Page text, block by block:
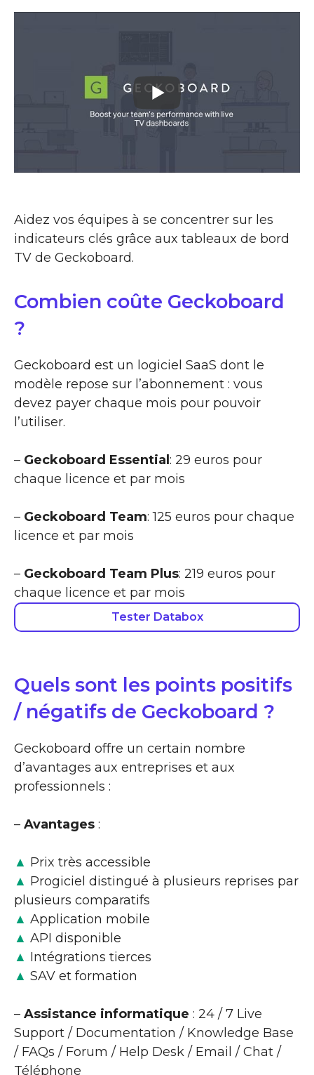
Aidez vos équipes à se concentrer sur les
indicateurs clés grâce aux tableaux de bord
TV de Geckoboard.
Combien coûte Geckoboard
?
Geckoboard est un logiciel SaaS dont le
modèle repose sur l’abonnement : vous
devez payer chaque mois pour pouvoir
l’utiliser.
– Geckoboard Essential : 29 euros pour
chaque licence et par mois
– Geckoboard Team: 125 euros pour chaque
licence et par mois
– Geckoboard Team Plus: 219 euros pour
chaque licence et par mois
Tester Databox
Quels sont les points positifs
/ négatifs de Geckoboard ?
Geckoboard offre un certain nombre
d’avantages aux entreprises et aux
professionnels :
– Avantages :
▲ Prix très accessible
▲ Progiciel distingué à plusieurs reprises par
plusieurs comparatifs
▲ Application mobile
▲ API disponible
▲ Intégrations tierces
▲ SAV et formation
– Assistance informatique : 24 / 7 Live
Support / Documentation / Knowledge Base
/ FAQs / Forum / Help Desk / Email / Chat /
Téléphone